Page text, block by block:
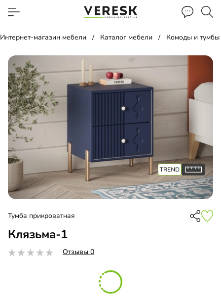
Интернет-магазин мебели Каталог мебели Комоды и тумбы
Тумба прикроватная
Клязьма-1
Отзывы 0